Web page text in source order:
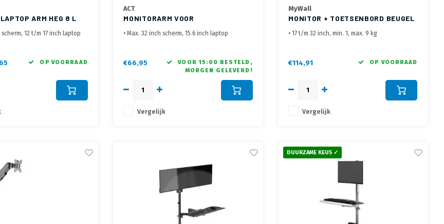
ARM HEG 8 L
scherm, 12 t/m 17 inch laptop
in hoogte in te stellenOP VOORRAAD
ACT
MONITORARM VOOR
MONITOR+LAPTOP
• Max. 32 inch scherm, 15.6 inch laptop
met bladklem en bladdoorvoer
€66,95
VOOR 15:00 BESTELD,
MORGEN GELEVERD!
Vergelijk
MyWall
MONITOR + TOETSENBORD BEUGEL
HL 64 L
• 17 t/m 32 inch, min. 1, max. 9 kg
• Toetsenbord en muis lapteau van 654 x 119
• Geleverd met bladklem en bladdoorvoer
€114,91 OP VOORRAAD
Vergelijk
DUURZAME KEUS ✓